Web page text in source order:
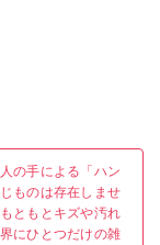
の手による「ハン
ものは存在しませ
ともとキズや汚れ
にひとつだけの雑